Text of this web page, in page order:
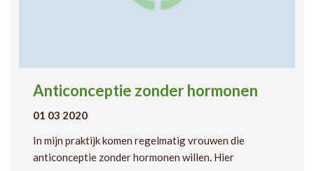
Anticonceptie zonder hormonen
01 03 2020
In mijn praktijk komen regelmatig vrouwen die
anticonceptie zonder hormonen willen. Hier